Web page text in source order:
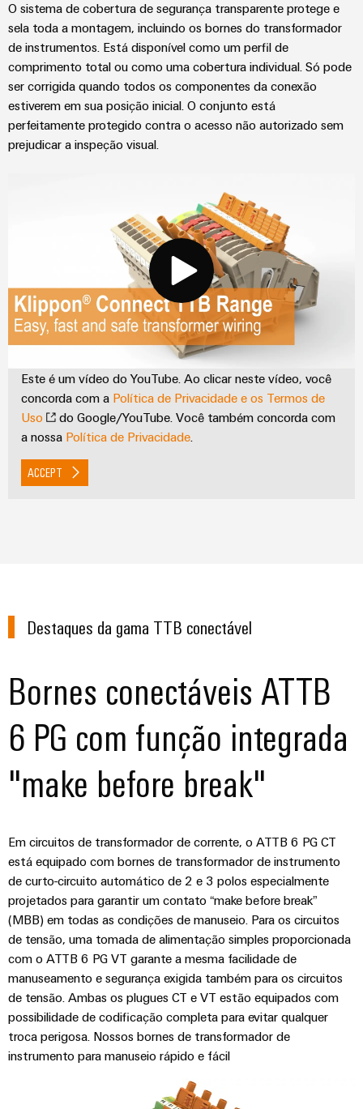
O sistema de cobertura de segurança transparente protege e
sela toda a montagem, incluindo os bornes do transformador
de instrumentos. Está disponível como um perfil de
comprimento total ou como uma cobertura individual. Só pode
ser corrigida quando todos os componentes da conexão
estiverem em sua posição inicial. O conjunto está
perfeitamente protegido contra o acesso não autorizado sem
prejudicar a inspeção visual.
Este é um vídeo do YouTube. Ao clicar neste vídeo, você
concorda com a Política de Privacidade e os Termos de
Uso
do Google/YouTube. Você também concorda com
a nossa Política de Privacidade
ACCEPT
Destaques da gama TTB conectável
Bornes conectáveis ATTB
6 PG com função integrada
"make before break"
Em circuitos de transformador de corrente, o ATTB 6 PG CT
está equipado com bornes de transformador de instrumento
de curto-circuito automático de 2 e 3 polos especialmente
projetados para garantir um contato “make before break”
(MBB) em todas as condições de manuseio. Para os circuitos
de tensão, uma tomada de alimentação simples proporcionada
com o ATTB 6 PG VT garante a mesma facilidade de
manuseamento e segurança exigida também para os circuitos
de tensão. Ambas os plugues CT e VT estão equipados com
possibilidade de codificação completa para evitar qualquer
troca perigosa. Nossos bornes de transformador de
instrumento para manuseio rápido e fácil